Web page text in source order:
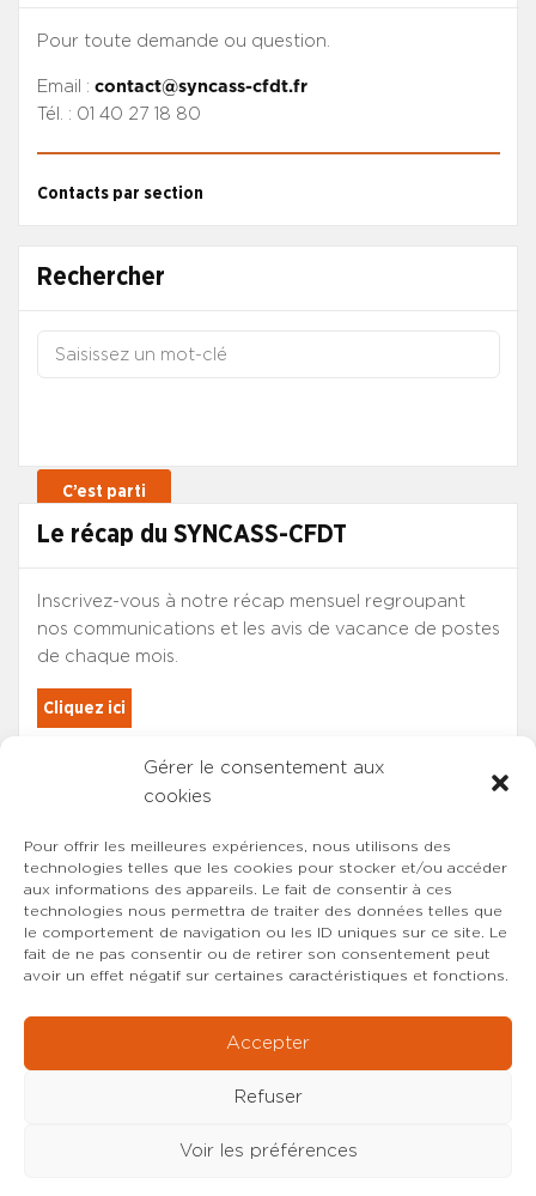
Gérer le consentement aux
cookies
Pour offrir les meilleures expériences, nous utilisons des
technologies telles que les cookies pour stocker et/ou accéder
aux informations des appareils. Le fait de consentir à ces
technologies nous permettra de traiter des données telles que
le comportement de navigation ou les ID uniques sur ce site. Le
fait de ne pas consentir ou de retirer son consentement peut
avoir un effet négatif sur certaines caractéristiques et fonctions.
Accepter
Refuser
Voir les préférences
Pour toute demande ou question.
Email : contact@syncass-cfdt.fr
Tél. : 01 40 27 18 80
Contacts par section
Rechercher
Le récap du SYNCASS-CFDT
Inscrivez-vous à notre récap mensuel regroupant
nos communications et les avis de vacance de postes
de chaque mois.
Cliquez ici
Les adhérents du SYNCASS-CFDT
sont automatiquement inscrits.